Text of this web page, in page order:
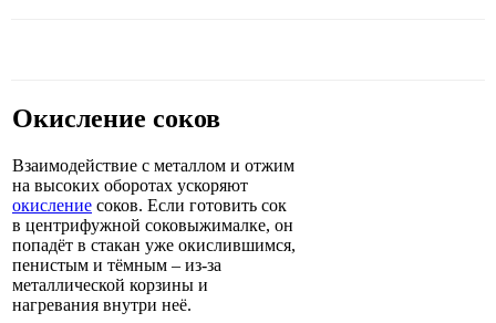
Окисление соков
Взаимодействие с металлом и отжим
на высоких оборотах ускоряют
окисление соков. Если готовить сок
в центрифужной соковыжималке, он
попадёт в стакан уже окислившимся,
пенистым и тёмным – из-за
металлической корзины и
нагревания внутри неё.